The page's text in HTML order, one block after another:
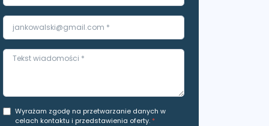
Wyrażam zgodę na przetwarzanie danych w
celach kontaktu i przedstawienia oferty. *